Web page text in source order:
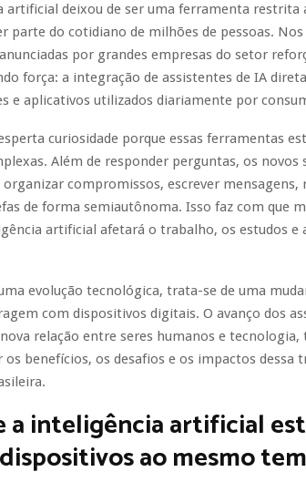
artificial deixou de ser uma ferramenta restrita
parte do cotidiano de milhões de pessoas.
por grandes empresas do setor
força: a integração de assistentes de IA
e aplicativos utilizados diariamente por
curiosidade porque essas ferramentas
Além de responder perguntas, os
compromissos, escrever mensagens,
de forma semiautônoma. Isso faz com que
artificial afetará o trabalho, os estudos e
evolução tecnológica, trata-se de uma
com dispositivos digitais. O avanço dos
relação entre seres humanos e
os benefícios, os desafios e os impactos dessa
a inteligência artificial
ao mesmo